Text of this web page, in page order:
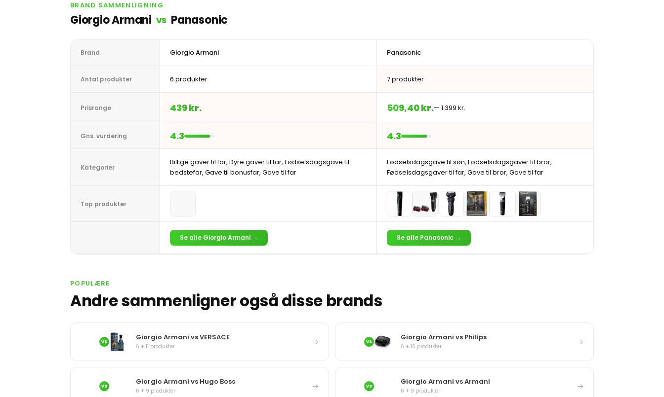
BRAND SAMMENLIGNING
Giorgio Armani VS Panasonic
Brand Giorgio Armani Panasonic
Antal produkter 6 produkter 7 produkter
Prisrange 439 kr. 509,40 kr.— 1.399 kr.
Gns. vurdering 4.3 4.3
Kategorier
Billige gaver til far, Dyre gaver til far, Fødselsdagsgave til
bedstefar, Gave til bonusfar, Gave til far
Fødselsdagsgave til søn, Fødselsdagsgaver til bror,
Fødselsdagsgaver til far, Gave til bror, Gave til far
Top produkter
Se alle Giorgio Armani → Se alle Panasonic →
POPULÆRE
Andre sammenligner også disse brands
VS Giorgio Armani vs VERSACE
6 + 11 produkter → VS Giorgio Armani vs Philips
6 + 10 produkter →
VS Giorgio Armani vs Hugo Boss
6 + 9 produkter → VS Giorgio Armani vs Armani
6 + 9 produkter →